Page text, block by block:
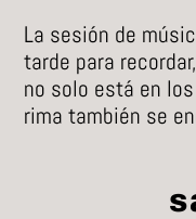
La sesión de
tarde para
no solo está en
rima también se